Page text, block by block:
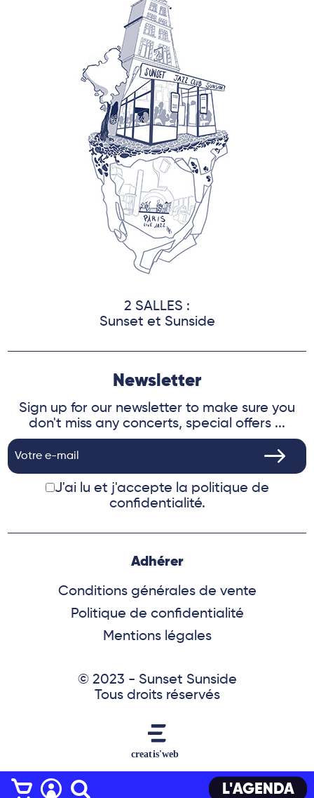
L'AGENDA
2 SALLES :
Sunset et Sunside
Newsletter
Sign up for our newsletter to make sure you
don't miss any concerts, special offers ...
J'ai lu et j'accepte la politique de
confidentialité.
Adhérer
Conditions générales de vente
Politique de confidentialité
Mentions légales
© 2023 - Sunset Sunside
Tous droits réservés